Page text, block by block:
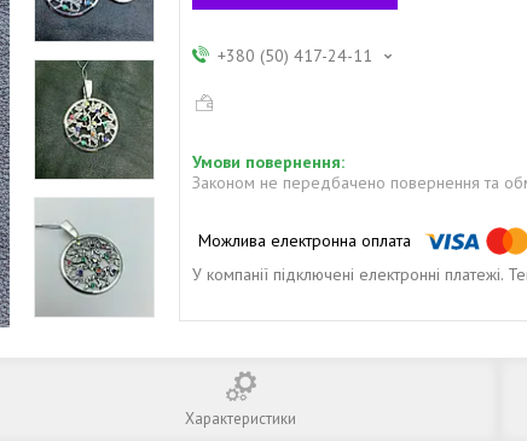
+380 (50) 417-24-11
Законом не передбачено повернення та
У компанії підключені електронні
Характеристики